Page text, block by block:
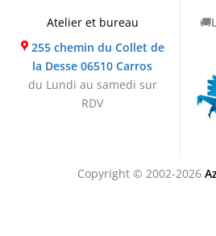
Atelier et bureau
255 chemin du Collet de
la Desse 06510 Carros
du Lundi au samedi sur
RDV
🚚
Copyright © 2002-2026